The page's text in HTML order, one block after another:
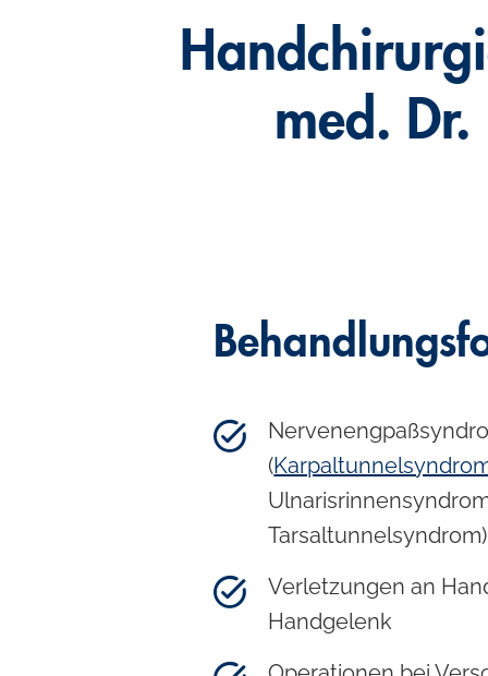
med.
(
Tarsaltunnelsyndrom)
Verletzungen an
Handgelenk